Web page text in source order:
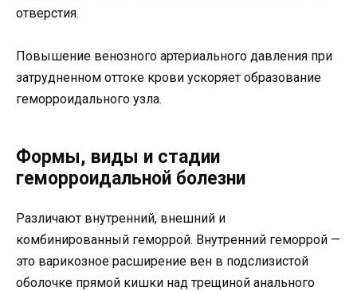
отверстия.
Повышение венозного артериального давления при
затрудненном оттоке крови ускоряет образование
геморроидального узла.
Формы, виды и стадии
геморроидальной болезни
Различают внутренний, внешний и
комбинированный геморрой. Внутренний геморрой —
это варикозное расширение вен в подслизистой
оболочке прямой кишки над трещиной анального